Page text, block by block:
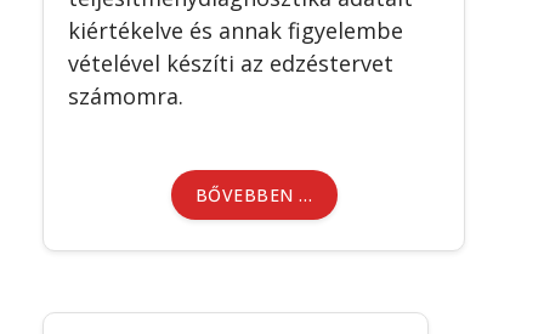
kiértékelve és annak figyelembe
vételével készíti az edzéstervet
számomra.
BŐVEBBEN …